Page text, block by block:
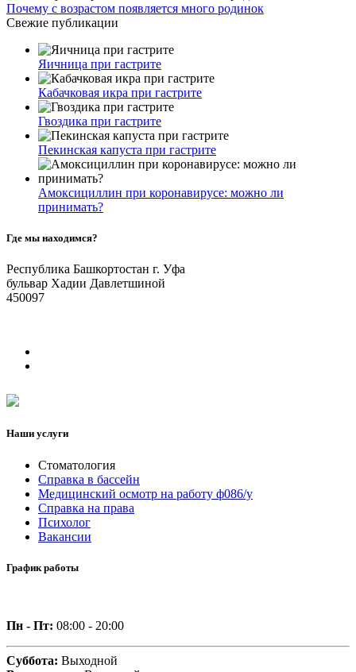
Почему с возрастом появляется много родинок
Свежие публикации
Яичница при гастрите
Кабачковая икра при гастрите
Гвоздика при гастрите
Пекинская капуста при гастрите
Амоксициллин при коронавирусе: можно ли
принимать?
Где мы находимся?
Республика Башкортостан г. Уфа
бульвар Хадии Давлетшиной
450097
Наши услуги
Стоматология
Справка в бассейн
Медицинский осмотр на работу ф086/у
Справка на права
Психолог
Вакансии
График работы
Пн - Пт: 08:00 - 20:00
Суббота: Выходной